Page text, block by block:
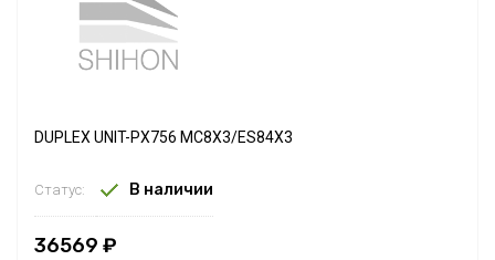
DUPLEX UNIT-PX756 MC8X3/ES84X3
Статус: В наличии
36569 ₽